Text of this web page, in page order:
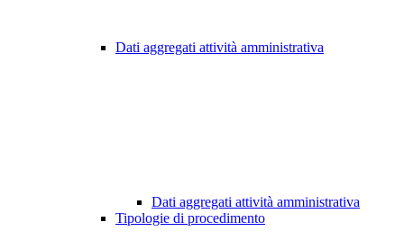
Dati aggregati attività amministrativa
Dati aggregati attività amministrativa
Tipologie di procedimento